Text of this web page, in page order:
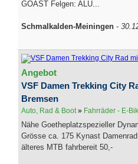
GOAST Felgen: ALU...
Schmalkalden-Meiningen -
Angebot
VSF Damen Trekking City
Bremsen
Auto, Rad & Boot» Fahrräder - E-
Nähe Goetheplatzspezieller
Grösse ca. 175 Kynast
älteres MTB fahrbereit 50,-